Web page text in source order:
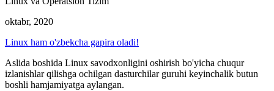
oktabr, 2020
Linux ham o'zbekcha gapira oladi!
Aslida boshida Linux savodxonligini oshirish bo'yicha chuqur
izlanishlar qilishga ochilgan dasturchilar guruhi keyinchalik butun
boshli hamjamiyatga aylangan.